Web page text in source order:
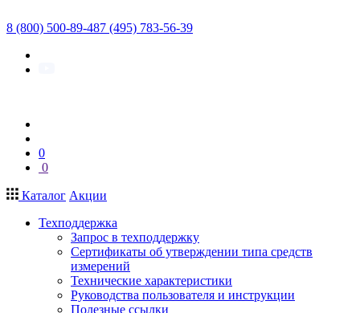
8 (800) 500-89-487 (495) 783-56-39
0
0
Каталог Акции
Техподдержка
Запрос в техподдержку
Сертификаты об утверждении типа средств
измерений
Технические характеристики
Руководства пользователя и инструкции
Полезные ссылки